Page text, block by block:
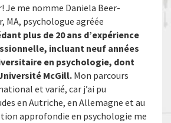
Je me nomme Daniela Beer-
MA, psychologue agréée
plus de 20 ans d’expérience
incluant neuf années
en psychologie, dont
McGill.Mon parcours
et varié, car j’ai pu
en Autriche, en Allemagne et au
approfondie en psychologie me